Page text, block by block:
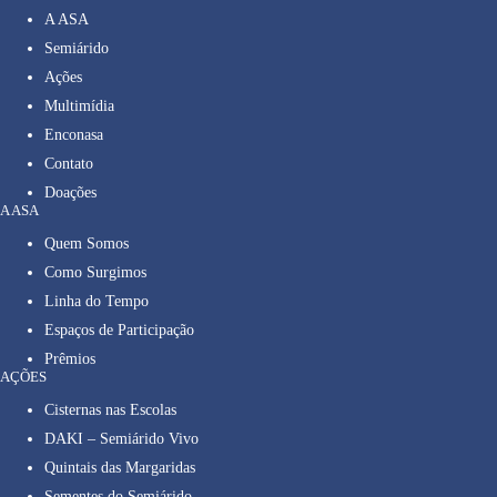
A ASA
Semiárido
Ações
Multimídia
Enconasa
Contato
Doações
A ASA
Quem Somos
Como Surgimos
Linha do Tempo
Espaços de Participação
Prêmios
AÇÕES
Cisternas nas Escolas
DAKI – Semiárido Vivo
Quintais das Margaridas